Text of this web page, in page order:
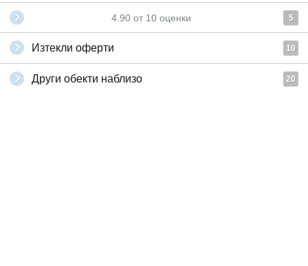
4.90 от 10 оценки 5
Изтекли оферти 10
Други обекти наблизо 20